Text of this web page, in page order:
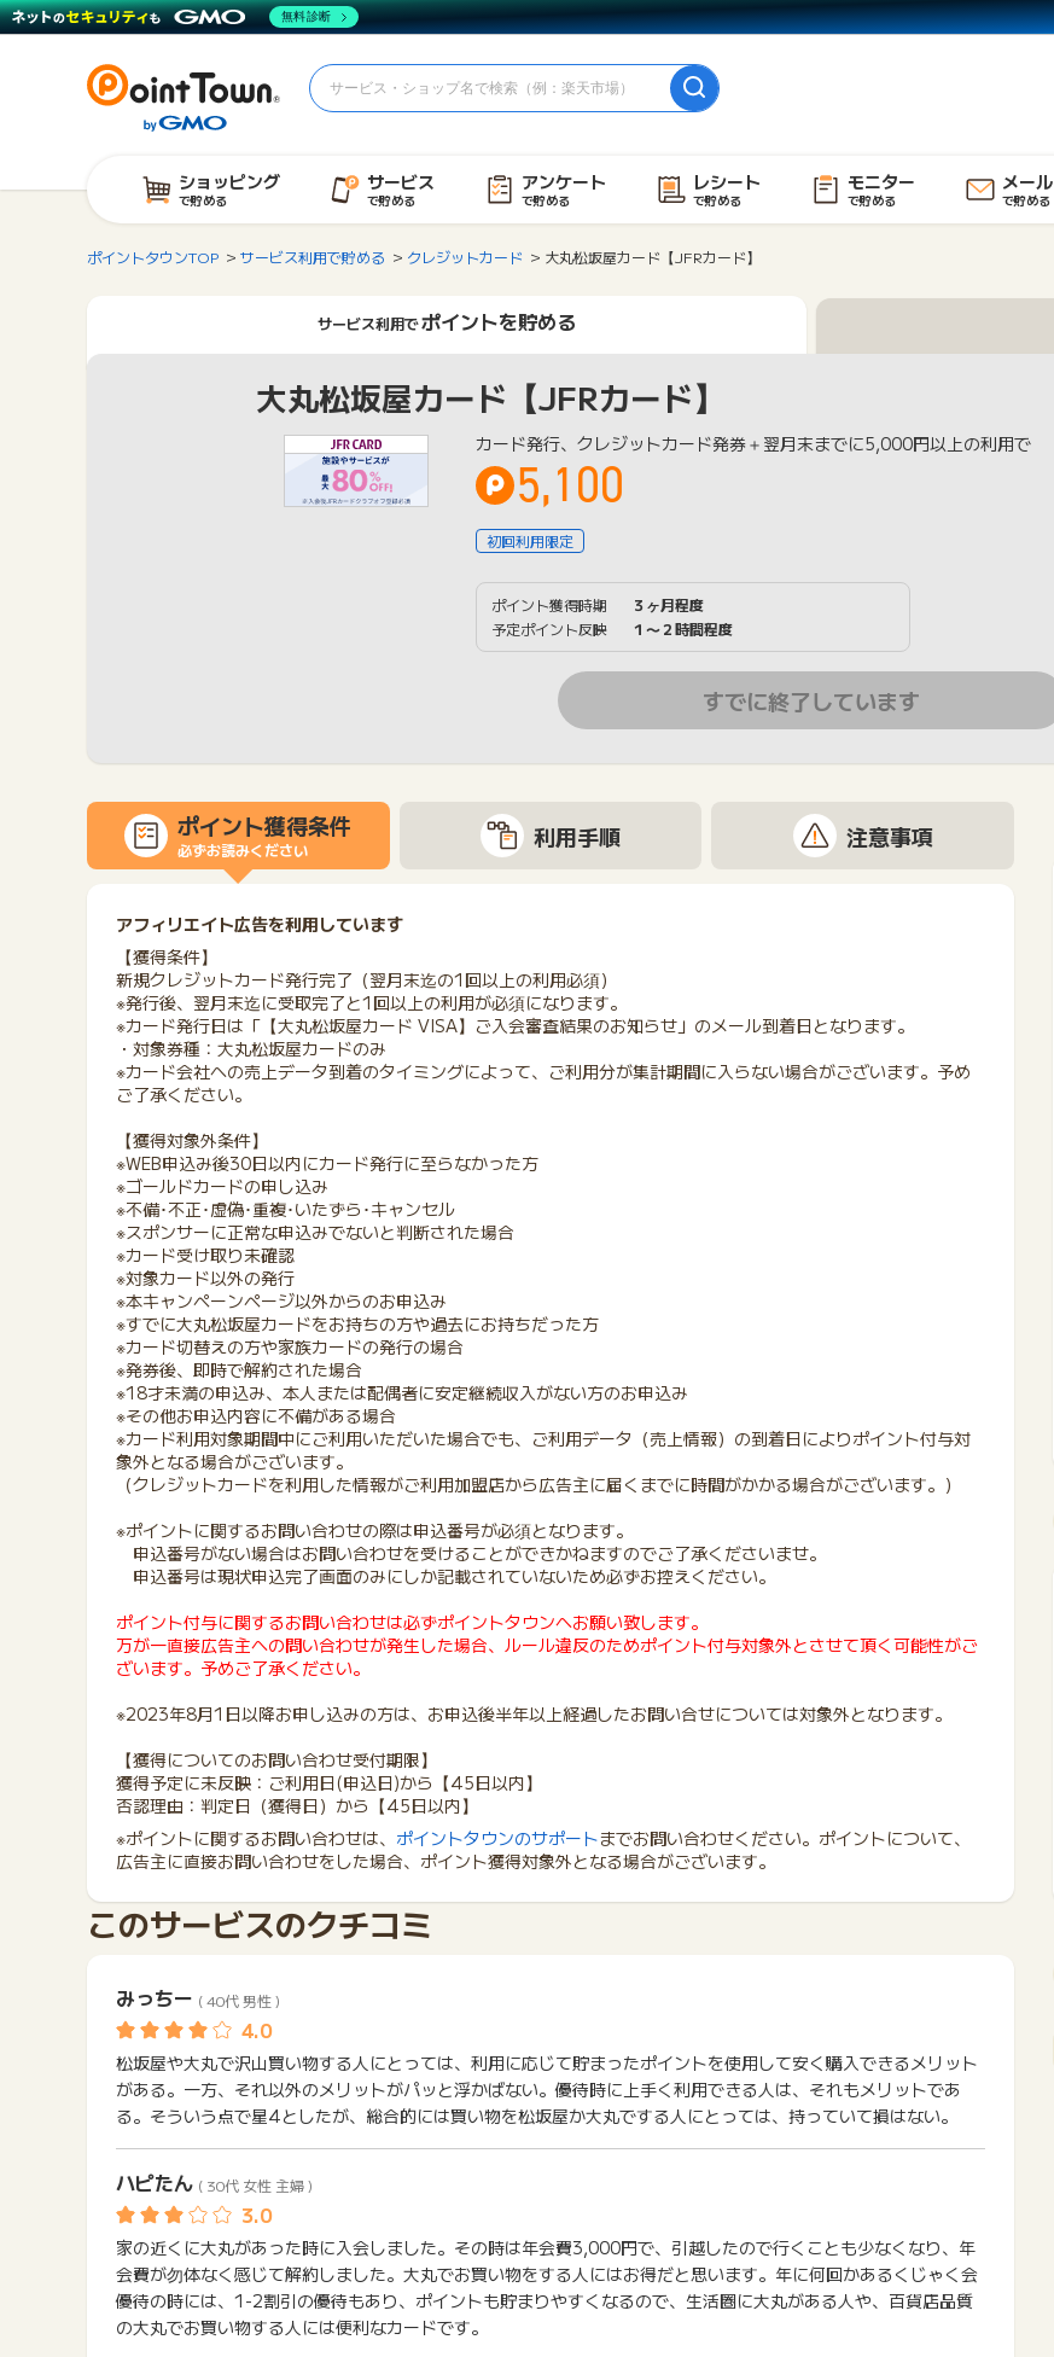
ショッピング
で貯める
サービス
で貯める
アンケート
で貯める
レシート
で貯める
モニター
で貯める
メール
で貯める
ポイントタウンTOP サービス利用で貯める クレジットカード 大丸松坂屋カード【JFRカード】
サービス利用でポイントを貯める
大丸松坂屋カード【JFRカード】
カード発行、クレジットカード発券＋翌月末までに5,000円以上の利用で
5,100
初回利用限定
ポイント獲得時期
３ヶ月程度
予定ポイント反映
１〜２時間程度
すでに終了しています
ポイント獲得条件
必ずお読みください 利用手順 注意事項
アフィリエイト広告を利用しています
【獲得条件】
新規クレジットカード発行完了（翌月末迄の1回以上の利用必須）
※発行後、翌月末迄に受取完了と1回以上の利用が必須になります。
※カード発行日は「【大丸松坂屋カード VISA】ご入会審査結果のお知らせ」のメール到着日となります。
・対象券種：大丸松坂屋カードのみ
※カード会社への売上データ到着のタイミングによって、ご利用分が集計期間に入らない場合がございます。予め
ご了承ください。
【獲得対象外条件】
※WEB申込み後30日以内にカード発行に至らなかった方
※ゴールドカードの申し込み
※不備･不正･虚偽･重複･いたずら･キャンセル
※スポンサーに正常な申込みでないと判断された場合
※カード受け取り未確認
※対象カード以外の発行
※本キャンペーンページ以外からのお申込み
※すでに大丸松坂屋カードをお持ちの方や過去にお持ちだった方
※カード切替えの方や家族カードの発行の場合
※発券後、即時で解約された場合
※18才未満の申込み、本人または配偶者に安定継続収入がない方のお申込み
※その他お申込内容に不備がある場合
※カード利用対象期間中にご利用いただいた場合でも、ご利用データ（売上情報）の到着日によりポイント付与対
象外となる場合がございます。
（クレジットカードを利用した情報がご利用加盟店から広告主に届くまでに時間がかかる場合がございます。）
※ポイントに関するお問い合わせの際は申込番号が必須となります。
申込番号がない場合はお問い合わせを受けることができかねますのでご了承くださいませ。
申込番号は現状申込完了画面のみにしか記載されていないため必ずお控えください。
ポイント付与に関するお問い合わせは必ずポイントタウンへお願い致します。
万が一直接広告主への問い合わせが発生した場合、ルール違反のためポイント付与対象外とさせて頂く可能性がご
ざいます。予めご了承ください。
※2023年8月1日以降お申し込みの方は、お申込後半年以上経過したお問い合せについては対象外となります。
【獲得についてのお問い合わせ受付期限】
獲得予定に未反映：ご利用日(申込日)から【45日以内】
否認理由：判定日（獲得日）から【45日以内】
※ポイントに関するお問い合わせは、 ポイントタウンのサポートまでお問い合わせください。ポイントについて、
広告主に直接お問い合わせをした場合、ポイント獲得対象外となる場合がございます。
このサービスのクチコミ
みっちー ( 40代 男性 )
松坂屋や大丸で沢山買い物する人にとっては、利用に応じて貯まったポイントを使用して安く購入できるメリット
がある。一方、それ以外のメリットがパッと浮かばない。優待時に上手く利用できる人は、それもメリットであ
る。そういう点で星4としたが、総合的には買い物を松坂屋か大丸でする人にとっては、持っていて損はない。
ハピたん ( 30代 女性 主婦 )
家の近くに大丸があった時に入会しました。その時は年会費3,000円で、引越したので行くことも少なくなり、年
会費が勿体なく感じて解約しました。大丸でお買い物をする人にはお得だと思います。年に何回かあるくじゃく会
優待の時には、1-2割引の優待もあり、ポイントも貯まりやすくなるので、生活圏に大丸がある人や、百貨店品質
の大丸でお買い物する人には便利なカードです。
無料診断